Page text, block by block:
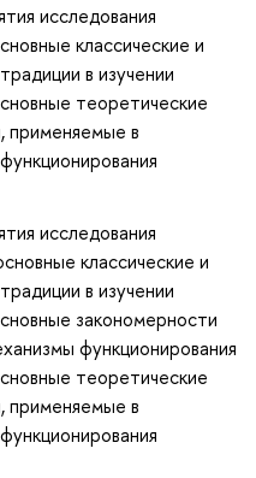
исследования
классические и
в изучении
теоретические
применяемые в
исследования
классические и
в изучении
закономерности
функционирования
теоретические
применяемые в